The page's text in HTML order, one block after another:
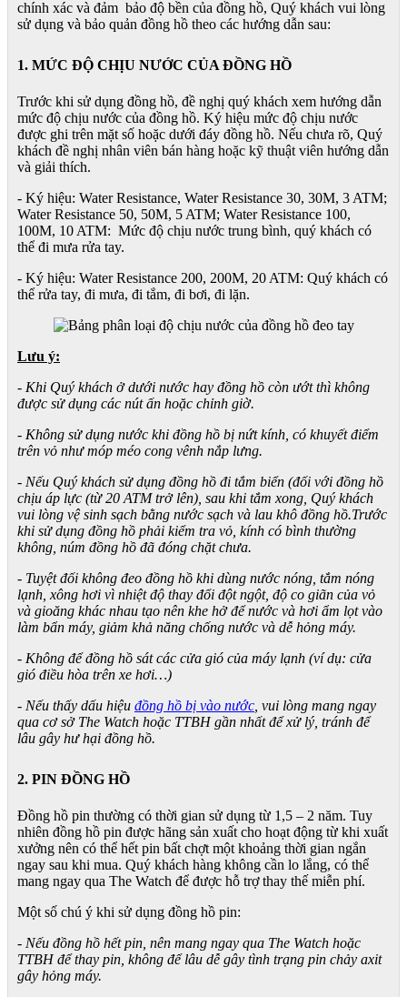
chính xác và đảm bảo độ bền của đồng hồ, Quý khách vui lòng
sử dụng và bảo quản đồng hồ theo các hướng dẫn sau:
1. MỨC ĐỘ CHỊU NƯỚC CỦA ĐỒNG HỒ
Trước khi sử dụng đồng hồ, đề nghị quý khách xem hướng dẫn
mức độ chịu nước của đồng hồ. Ký hiệu mức độ chịu nước
được ghi trên mặt số hoặc dưới đáy đồng hồ. Nếu chưa rõ, Quý
khách đề nghị nhân viên bán hàng hoặc kỹ thuật viên hướng dẫn
và giải thích.
- Ký hiệu: Water Resistance, Water Resistance 30, 30M, 3 ATM;
Water Resistance 50, 50M, 5 ATM; Water Resistance 100,
100M, 10 ATM: Mức độ chịu nước trung bình, quý khách có
thể đi mưa rửa tay.
- Ký hiệu: Water Resistance 200, 200M, 20 ATM: Quý khách có
thể rửa tay, đi mưa, đi tắm, đi bơi, đi lặn.
Lưu ý:
- Khi Quý khách ở dưới nước hay đồng hồ còn ướt thì không
được sử dụng các nút ấn hoặc chỉnh giờ.
- Không sử dụng nước khi đồng hồ bị nứt kính, có khuyết điểm
trên vỏ như móp méo cong vênh nắp lưng.
- Nếu Quý khách sử dụng đồng hồ đi tắm biển (đối với đồng hồ
chịu áp lực (từ 20 ATM trở lên), sau khi tắm xong, Quý khách
vui lòng vệ sinh sạch bằng nước sạch và lau khô đồng hồ.Trước
khi sử dụng đồng hồ phải kiểm tra vỏ, kính có bình thường
không, núm đồng hồ đã đóng chặt chưa.
- Tuyệt đối không đeo đồng hồ khi dùng nước nóng, tắm nóng
lạnh, xông hơi vì nhiệt độ thay đổi đột ngột, độ co giãn của vỏ
và gioăng khác nhau tạo nên khe hở để nước và hơi ẩm lọt vào
làm bẩn máy, giảm khả năng chống nước và dễ hỏng máy.
- Không để đồng hồ sát các cửa gió của máy lạnh (ví dụ: cửa
gió điều hòa trên xe hơi…)
- Nếu thấy dấu hiệu đồng hồ bị vào nước , vui lòng mang ngay
qua cơ sở The Watch hoặc TTBH gần nhất để xử lý, tránh để
lâu gây hư hại đồng hồ.
2. PIN ĐỒNG HỒ
Đồng hồ pin thường có thời gian sử dụng từ 1,5 – 2 năm. Tuy
nhiên đồng hồ pin được hãng sản xuất cho hoạt động từ khi xuất
xưởng nên có thể hết pin bất chợt một khoảng thời gian ngắn
ngay sau khi mua. Quý khách hàng không cần lo lắng, có thể
mang ngay qua The Watch để được hỗ trợ thay thế miễn phí.
Một số chú ý khi sử dụng đồng hồ pin:
- Nếu đồng hồ hết pin, nên mang ngay qua The Watch hoặc
TTBH để thay pin, không để lâu dễ gây tình trạng pin chảy axit
gây hỏng máy.